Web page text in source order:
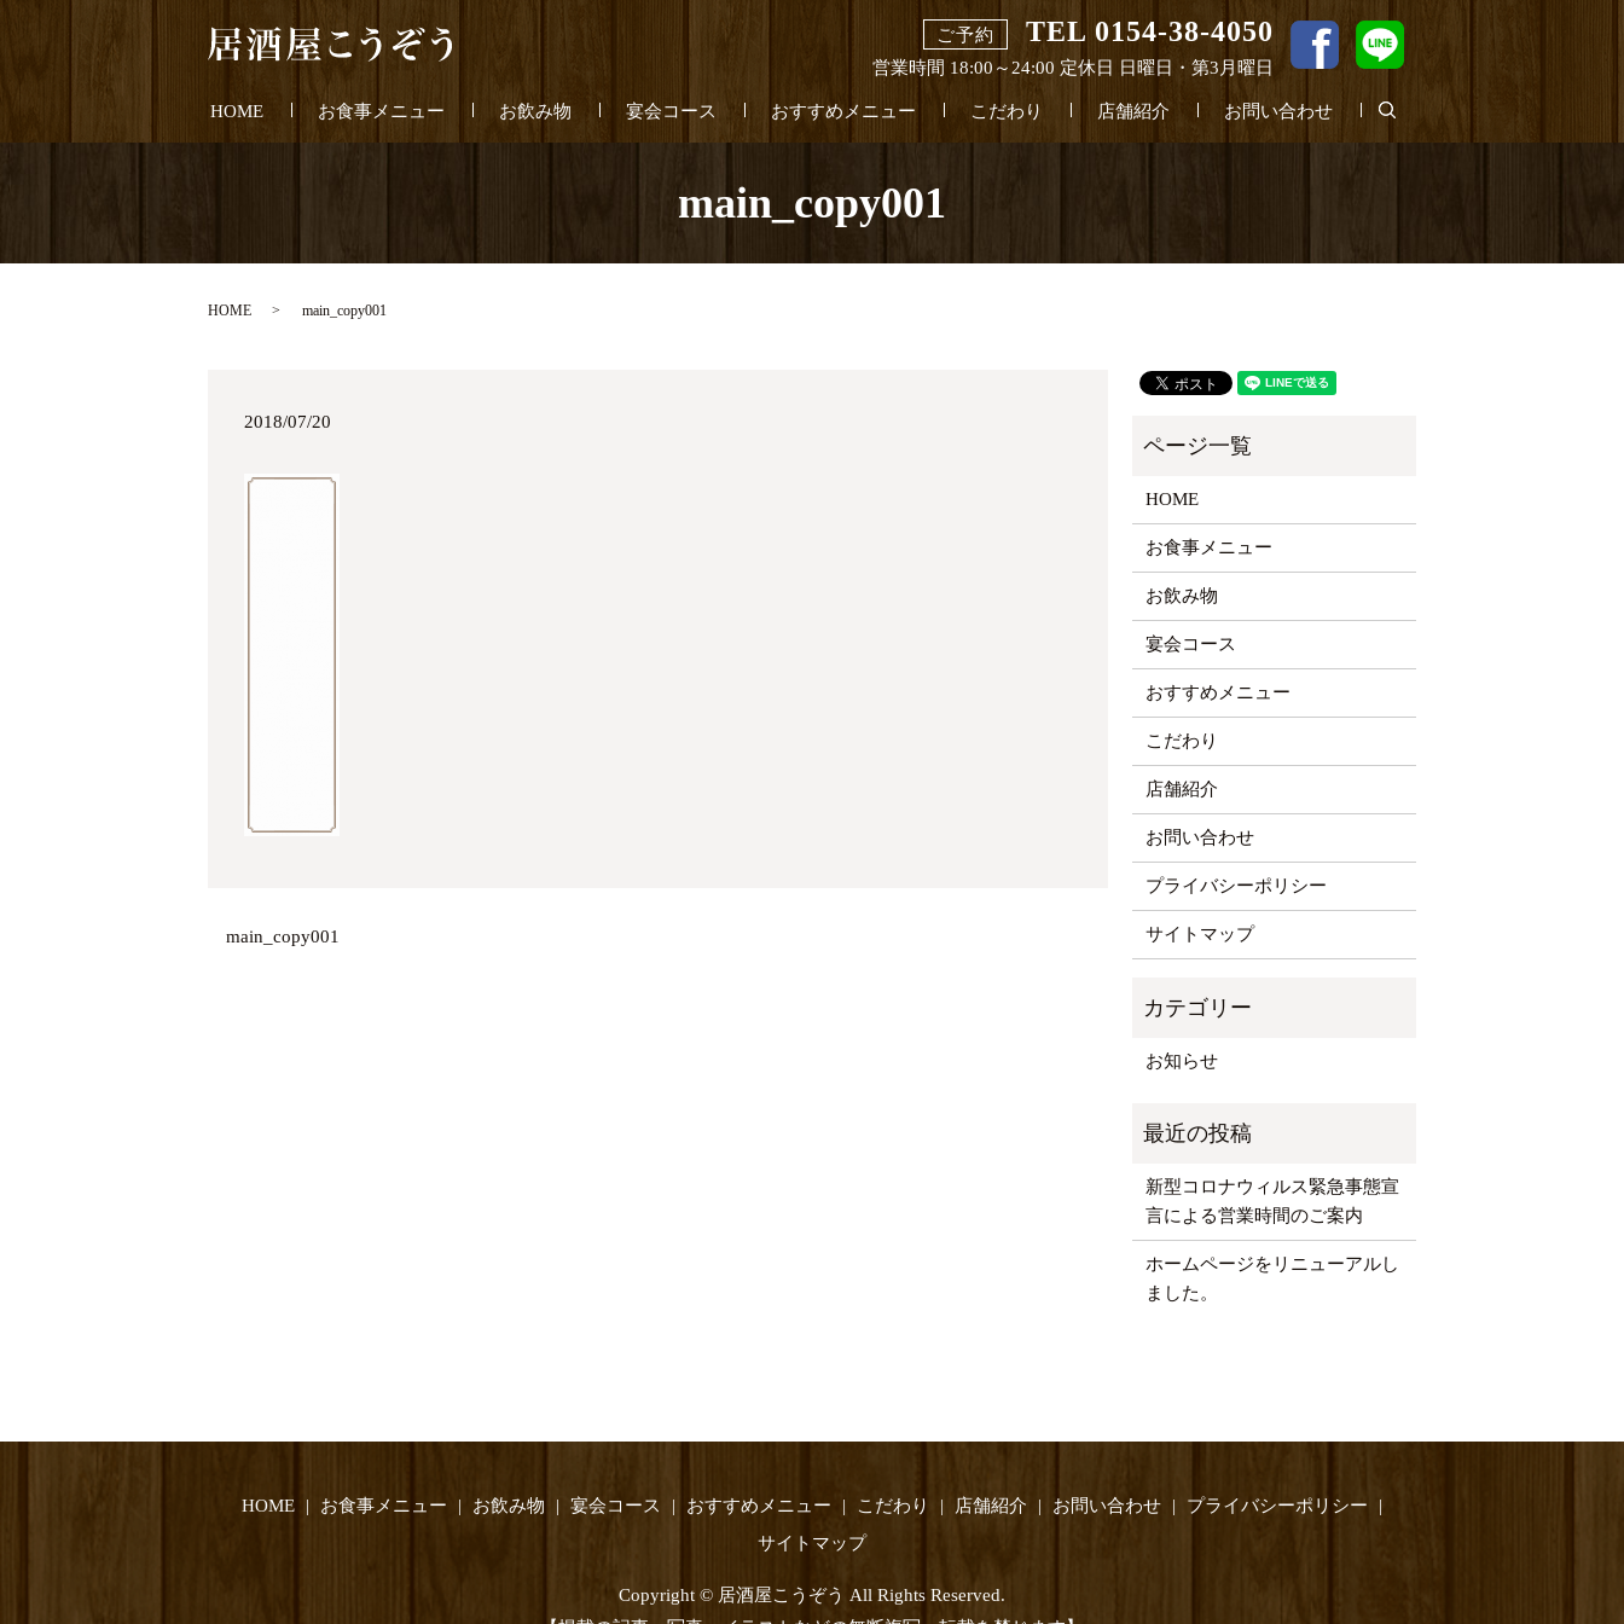
ご予約 TEL 0154-38-4050
営業時間 18:00～24:00 定休日 日曜日・第3月曜日
HOME お食事メニュー お飲み物 宴会コース おすすめメニュー こだわり 店舗紹介 お問い合わせ search
main_copy001
HOME main_copy001
2018/07/20
main_copy001
HOME
お食事メニュー
お飲み物
宴会コース
おすすめメニュー
こだわり
店舗紹介
お問い合わせ
プライバシーポリシー
サイトマップ
お知らせ
新型コロナウィルス緊急事態宣
言による営業時間のご案内
ホームページをリニューアルし
ました。
HOME お食事メニュー お飲み物 宴会コース おすすめメニュー こだわり 店舗紹介 お問い合わせ
プライバシーポリシー
サイトマップ
Copyright © 居酒屋こうぞう All Rights Reserved.